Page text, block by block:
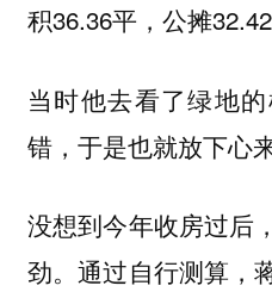
积36.36平，公摊
当时他去看了绿地
错，于是也就放下心来
没想到今年收房过后
劲。通过自行测算，